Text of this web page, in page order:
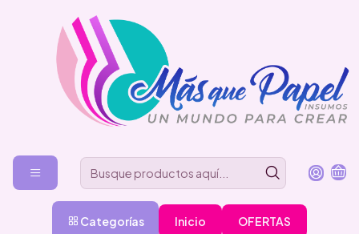
Categorías Inicio OFERTAS